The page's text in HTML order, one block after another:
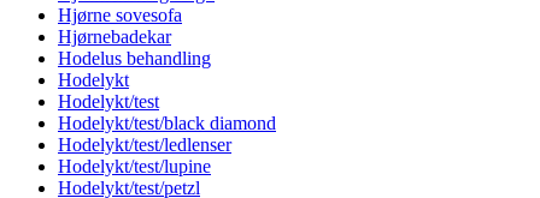
Hjørne sovesofa
Hjørnebadekar
Hodelus behandling
Hodelykt
Hodelykt/test
Hodelykt/test/black diamond
Hodelykt/test/ledlenser
Hodelykt/test/lupine
Hodelykt/test/petzl